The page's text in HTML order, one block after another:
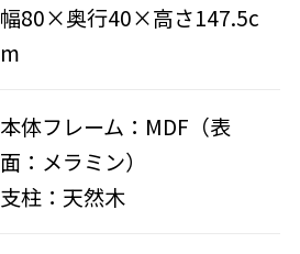
幅80×奥行40×高さ147.5c
m
本体フレーム：MDF（表
面：メラミン）
支柱：天然木